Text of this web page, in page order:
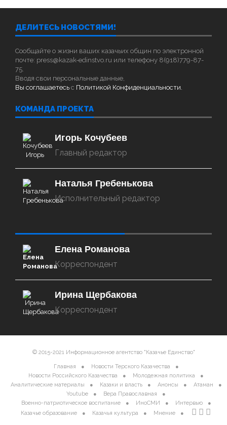
ДЕЛИТЕСЬ НОВОСТЯМИ!
Сообщайте о жизни ваших казачьих общин по электронной
почте: press@kazak-edinstvo.ru или телефону 8(918)779-87-
75.
Вводя свои персональные данные,
Вы соглашаетесь с Политикой Конфиденциальности.
КОМАНДА ПРОЕКТА
Игорь Кочубеев
Главный редактор
Наталья Гребенькова
Исполнительный редактор
Елена Романова
Корреспондент
Ирина Щербакова
Корреспондент
© 2015-2021 Информационное агентство "Казачье Единство"
Главная
Новости Терского Казачества
Новости Российского Казачества
Молодежная политика
Аналитические материалы
Казаки и власть Анонсы
Атаман
Youtube
Вера Православная
Военно-патриотическое воспитание
ИноСМИ
Интервью
Казачье образование
Казачья культура Мнение